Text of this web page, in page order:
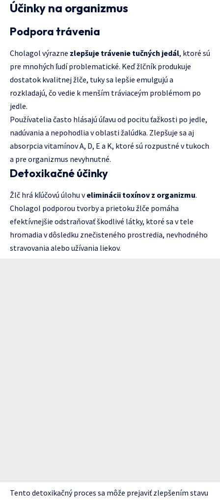
Účinky na organizmus
Podpora trávenia
Cholagol výrazne zlepšuje trávenie tučných jedál, ktoré sú
pre mnohých ľudí problematické. Keď žlčník produkuje
dostatok kvalitnej žlče, tuky sa lepšie emulgujú a
rozkladajú, čo vedie k menším tráviaceým problémom po
jedle.
Používatelia často hlásajú úľavu od pocitu ťažkosti po jedle,
nadúvania a nepohodlia v oblasti žalúdka. Zlepšuje sa aj
absorpcia vitamínov A, D, E a K, ktoré sú rozpustné v tukoch
a pre organizmus nevyhnutné.
Detoxikačné účinky
Žlč hrá kľúčovú úlohu veliminácii toxínov z organizmu.
Cholagol podporou tvorby a prietoku žlče pomáha
efektívnejšie odstraňovať škodlivé látky, ktoré sa v tele
hromadia v dôsledku znečisteného prostredia, nevhodného
stravovania alebo užívania liekov.
Tento detoxikačný proces sa môže prejaviť zlepšením stavu